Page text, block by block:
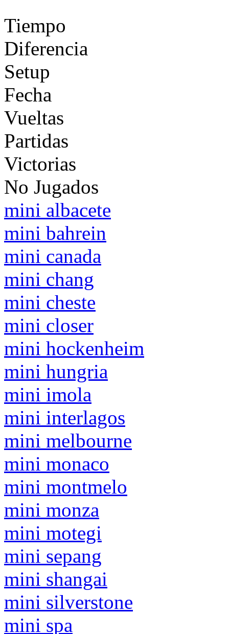
Tiempo
Diferencia
Setup
Fecha
Vueltas
Partidas
Victorias
No Jugados
mini albacete
mini bahrein
mini canada
mini chang
mini cheste
mini closer
mini hockenheim
mini hungria
mini imola
mini interlagos
mini melbourne
mini monaco
mini montmelo
mini monza
mini motegi
mini sepang
mini shangai
mini silverstone
mini spa